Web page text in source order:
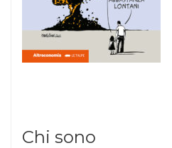
Chi sono